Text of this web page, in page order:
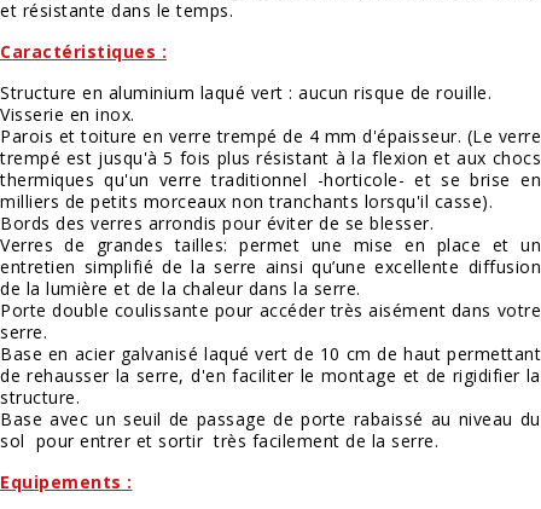
et résistante dans le temps.
Caractéristiques :
Structure en aluminium laqué vert : aucun risque de rouille.
Visserie en inox.
Parois et toiture en verre trempé de 4 mm d'épaisseur. (Le verre
trempé est jusqu'à 5 fois plus résistant à la flexion et aux chocs
thermiques qu'un verre traditionnel -horticole- et se brise en
milliers de petits morceaux non tranchants lorsqu'il casse).
Bords des verres arrondis pour éviter de se blesser.
Verres de grandes tailles: permet une mise en place et un
entretien simplifié de la serre ainsi qu’une excellente diffusion
de la lumière et de la chaleur dans la serre.
Porte double coulissante pour accéder très aisément dans votre
serre.
Base en acier galvanisé laqué vert de 10 cm de haut permettant
de rehausser la serre, d'en faciliter le montage et de rigidifier la
structure.
Base avec un seuil de passage de porte rabaissé au niveau du
sol pour entrer et sortir très facilement de la serre.
Equipements :